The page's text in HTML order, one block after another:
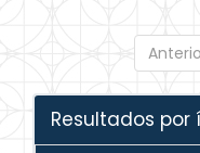
Resultados por